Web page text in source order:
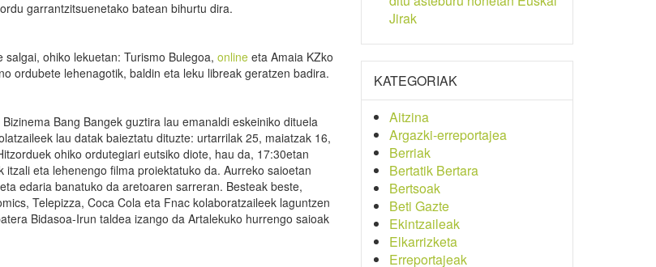
garrantzitsuenetako batean bihurtu dira.
ohiko lekuetan: Turismo Bulegoa, online eta Amaia KZko
ordubete lehenagotik, baldin eta leku libreak geratzen badira.
Bang Bangek guztira lau emanaldi eskeiniko dituela
lau datak baieztatu dituzte: urtarrilak 25, maiatzak 16,
ohiko ordutegiari eutsiko diote, hau da, 17:30etan
itzali eta lehenengo filma proiektatuko da. Aurreko saioetan
edaria banatuko da aretoaren sarreran. Besteak beste,
Telepizza, Coca Cola eta Fnac kolaboratzaileek laguntzen
Bidasoa-Irun taldea izango da Artalekuko hurrengo saioak
Jirak
KATEGORIAK
Aitzina
Argazki-erreportajea
Berriak
Bertatik Bertara
Bertsoak
Beti Gazte
Ekintzaileak
Elkarrizketa
Erreportajeak